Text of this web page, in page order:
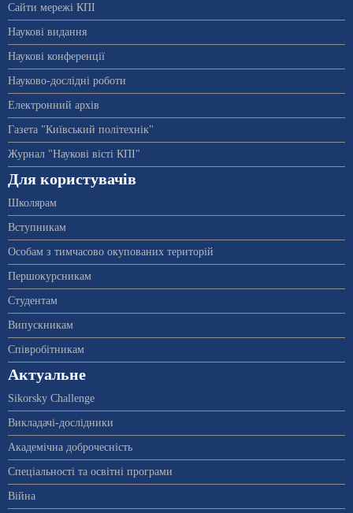
Сайти мережі КПІ
Наукові видання
Наукові конференції
Науково-дослідні роботи
Електронний архів
Газета "Київський політехнік"
Журнал "Наукові вісті КПІ"
Для користувачів
Школярам
Вступникам
Особам з тимчасово окупованих територій
Першокурсникам
Студентам
Випускникам
Співробітникам
Актуальне
Sikorsky Challenge
Викладачі-дослідники
Академічна доброчесність
Спеціальності та освітні програми
Війна